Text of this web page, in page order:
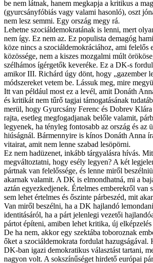
be nem látnak, hanem megkapja a kritikus a
(gyurcsányfóbiás vagy valami hasonló), oszt
nem lesz semmi. Egy ország megy rá.
Lehetne szociáldemokratának is lenni, mert
nem így. Ez nem az. Ez populista demagóg
köze nincs a szociáldemokráciához, ami felelős
közössége, nem a kiszes mozgalmi múlt
szélhámos ígérgetők keveréke. Ez a DK-s
amikor III. Richárd úgy dönt, hogy „gazember
módszereket vetem be. Lássuk meg, mire
Itt van például most ez a levél, amit Donáth
és kritikát nem tűrő tagjai támogatásának
merül, hogy Gyurcsány Ferenc és Dobrev
rajta, esetleg megfogadjanak belőle valamit,
legyenek, ha tényleg fontosabb az ország és az
hiúságnál. Bármennyire is kínos Donáth Anna
vitairat, amit nem lenne szabad lesöpörni.
Ez nem hadüzenet, inkább tárgyalásra hívás.
megváltoztatni, hogy esély legyen? A két
pártnak van felelőssége, és lenne miről
akarnak valamit. A DK is elmondhatná, mi a
aztán egyezkedjenek. Értelmes emberekről van
sem lehet értelmes és őszinte párbeszéd, mit
Van miről beszélni, ha a DK hajlandó
identitásáról, ha a párt jelenlegi vezetői
pártot építeni, amiben lehet kritika, új elképzelés
De ha nem, akkor egy szektába toboroznak
őket a szociáldemokrata fordulat hazugságával.
DK-ban igazi demokratikus választást tartani,
nagyon volt. A sokszínűséget hirdető európai